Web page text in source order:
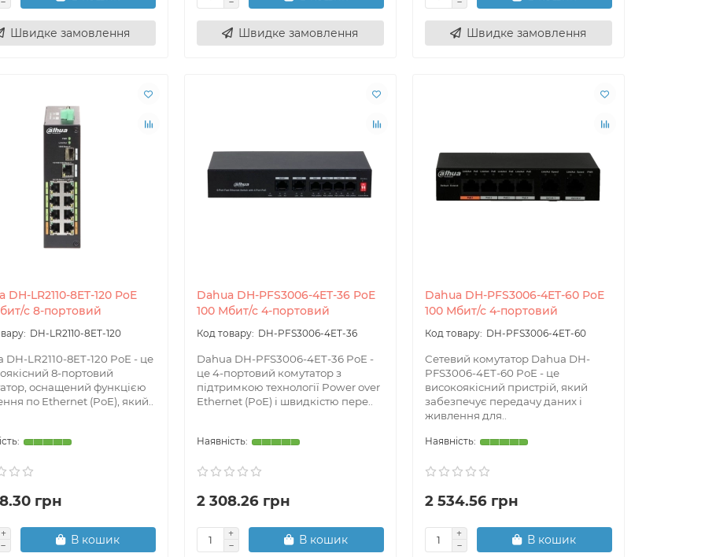
Швидке замовлення Швидке замовлення Швидке замовлення
DH-LR2110-8ET-120 PoE
с 8-портовий
DH-LR2110-8ET-120
DH-LR2110-8ET-120 PoE - це
8-портовий
оснащений функцією
по Ethernet (PoE), який..
грн
В кошик
Dahua DH-PFS3006-4ET-36 PoE
100 Мбит/с 4-портовий
DH-PFS3006-4ET-36
Dahua DH-PFS3006-4ET-36 PoE -
це 4-портовий комутатор з
підтримкою технології Power over
Ethernet (PoE) і швидкістю пере..
2 308.26 грн
В кошик
Dahua DH-PFS3006-4ET-60 PoE
100 Мбит/с 4-портовий
DH-PFS3006-4ET-60
Сетевий комутатор Dahua DH-
PFS3006-4ET-60 PoE - це
високоякісний пристрій, який
забезпечує передачу даних і
живлення для..
2 534.56 грн
В кошик
РЕСУРСИ НАШОЇ КОМПАНІЇ
сайт нашої компанії
Cloud
моніторингу за рухомими об'єктами
присвячена RoIP зв'язку
засоби охорони об`єктів та територій
MAP
віддячити нам за консультацію або якісне обслуговування,